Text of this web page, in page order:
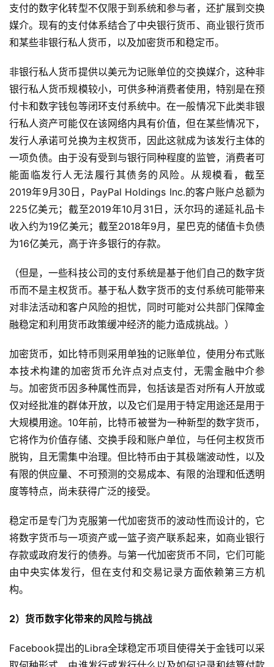
支付的数字化转型不仅限于到系统和参与者，还扩展到交换
媒介。现有的支付体系结合了中央银行货币、商业银行货币
和某些非银行私人货币，以及加密货币和稳定币。
非银行私人货币提供以美元为记账单位的交换媒介，这种非
银行私人货币规模较小，可供多种消费者使用，特别是在预
付卡和数字钱包等闭环支付系统中。在一般情况下此类非银
行私人资产可能仅在该网络内具有价值，但在某些情况下，
发行人承诺可兑换为主权货币，因此这就成为该发行主体的
一项负债。由于没有受到与银行同种程度的监管，消费者可
能面临发行人无法履行其债务的风险。从规模看，截至
2019年9月30日，PayPal Holdings Inc.的客户账户总额为
225亿美元；截至2019年10月31日，沃尔玛的递延礼品卡
收入约为19亿美元；截至2018年9月，星巴克的储值卡负债
为16亿美元，高于许多银行的存款。
（但是，一些科技公司的支付系统是基于他们自己的数字货
币而不是主权货币。基于私人数字货币的支付系统可能带来
对非法活动和客户风险的担忧，同时可能对公共部门保障金
融稳定和利用货币政策缓冲经济的能力造成挑战。）
加密货币，如比特币则采用单独的记账单位，使用分布式账
本技术构建的加密货币允许点对点支付，无需金融中介参
与。加密货币因多种属性而异，包括该是否对所有人开放或
仅对经批准的群体开放，以及它们是用于特定用途还是用于
大规模用途。10年前，比特币被誉为一种新型的数字货币，
它将作为价值存储、交换手段和账户单位，与任何主权货币
脱钩，且无需集中治理。但比特币由于其极端波动性，以及
有限的供应量、不可预测的交易成本、有限的治理和低透明
度等特点，尚未获得广泛的接受。
稳定币是专门为克服第一代加密货币的波动性而设计的，它
将数字货币与一项资产或一篮子资产联系起来，如商业银行
存款或政府发行的债券。与第一代加密货币不同，它们可能
由中央实体发行，但在支付和交易记录方面依赖第三方机
构。
2）货币数字化带来的风险与挑战
Facebook提出的Libra全球稳定币项目使得关于金钱可以采